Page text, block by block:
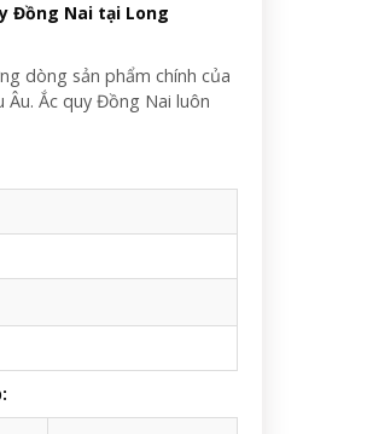
Đồng Nai tại Long
dòng sản phẩm chính của
Ắc quy Đồng Nai luôn